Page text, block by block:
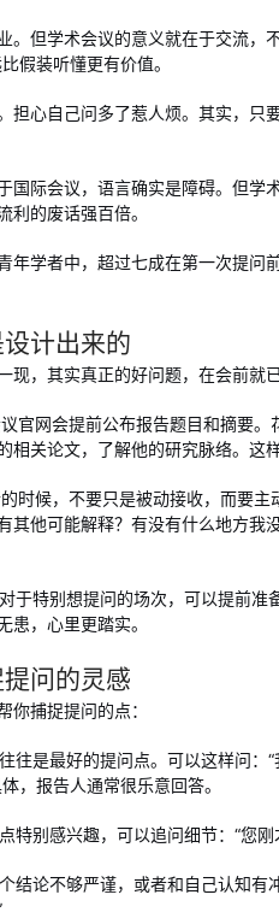
。但学术会议的意义就在于交流，
假装听懂更有价值。
担心自己问多了惹人烦。其实，只
国际会议，语言确实是障碍。但学
利的废话强百倍。
年学者中，超过七成在第一次提问
计出来的
现，其实真正的好问题，在会前就
官网会提前公布报告题目和摘要
相关论文，了解他的研究脉络。这
时候，不要只是被动接收，而要
其他可能解释？有没有什么地方我
对于特别想提问的场次，可以提前准
患，心里更踏实。
问的灵感
你捕捉提问的点：
往是最好的提问点。可以这样问：
，报告人通常很乐意回答。
特别感兴趣，可以追问细节：“您
结论不够严谨，或者和自己认知有